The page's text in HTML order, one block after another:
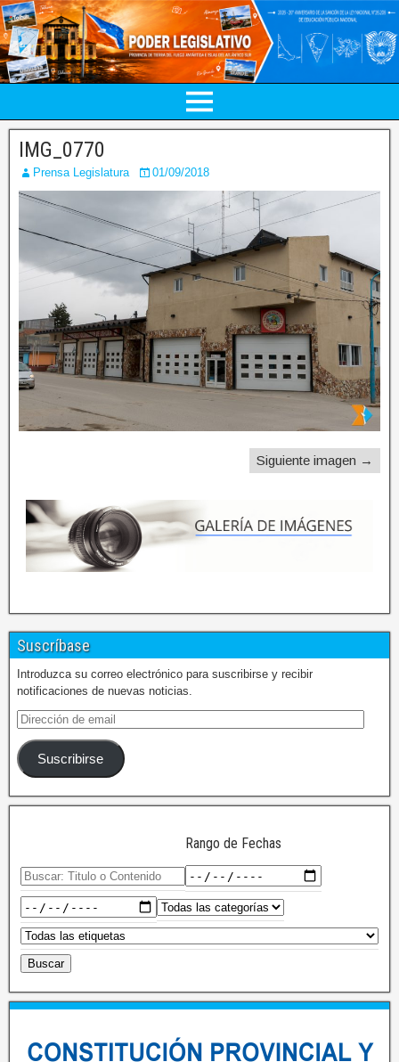
IMG_0770
Prensa Legislatura 01/09/2018
Siguiente imagen →
Suscríbase
Introduzca su correo electrónico para suscribirse y recibir
notificaciones de nuevas noticias.
Suscribirse
Rango de Fechas